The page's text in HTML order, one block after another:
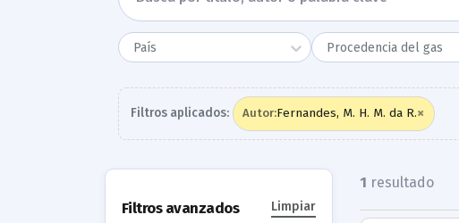
País Procedencia del gas
Filtros aplicados: Autor:Fernandes, M. H. M. da R.×
Filtros avanzados Limpiar
1 resultado